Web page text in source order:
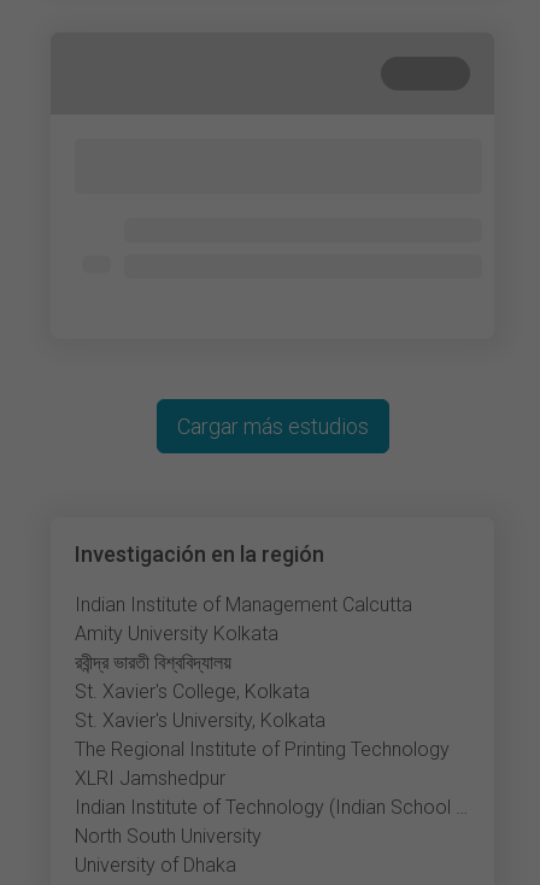
Investigación en la región
Indian Institute of Management Calcutta
Amity University Kolkata
রবীন্দ্র ভারতী বিশ্ববিদ্যালয়
St. Xavier's College, Kolkata
St. Xavier's University, Kolkata
The Regional Institute of Printing Technology
XLRI Jamshedpur
Indian Institute of Technology (Indian School of Mines) Dhanbad
North South University
University of Dhaka
Cargar más estudios